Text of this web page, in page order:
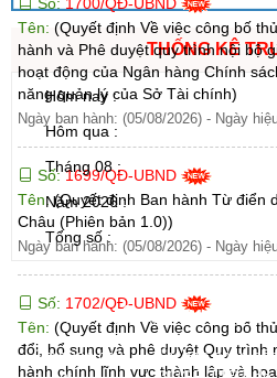
Tên: (Quyết định Về việc công bố
hành và Phê duyệt quy trình nội bộ
hoạt động của Ngân hàng Chính
năng quản lý của Sở Tài chính)
Ngày ban hành: (05/08/2026) - Ngày
Số:1699/QĐ-UBND
Tên:(Quyết định Ban hành Từ điển
Châu (Phiên bản 1.0))
Ngày ban hành: (05/08/2026) - Ngày
Số: 1702/QĐ-UBND
Tên: (Quyết định Về việc công bố
đổi, bổ sung và phê duyệt Quy trình
hành chính lĩnh vực thành lập và
THỐNG KÊ
Hôm nay :
Hôm qua :
Tháng 08 :
Năm 2026 :
Tổng số :
CỔNG THÔNG TIN ĐIỆN
Cơ quan chủ
Ủy ban nhân